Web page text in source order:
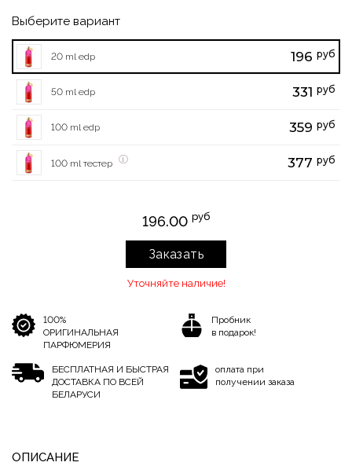
Выберите вариант
20 ml edp 196 руб
50 ml edp 331 руб
100 ml edp 359 руб
100 ml тестер 377 руб
196.00 руб
Заказать
Уточняйте наличие!
100%
ОРИГИНАЛЬНАЯ
ПАРФЮМЕРИЯ
Пробник
в подарок!
БЕСПЛАТНАЯ И БЫСТРАЯ
ДОСТАВКА ПО ВСЕЙ
БЕЛАРУСИ
оплата при
получении заказа
ОПИСАНИЕ